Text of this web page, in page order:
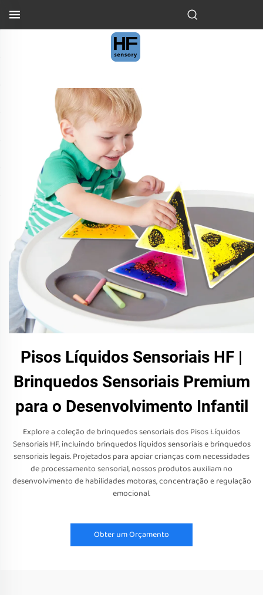
Pisos Líquidos Sensoriais HF |
Brinquedos Sensoriais Premium
para o Desenvolvimento Infantil
Explore a coleção de brinquedos sensoriais dos Pisos Líquidos
Sensoriais HF, incluindo brinquedos líquidos sensoriais e brinquedos
sensoriais legais. Projetados para apoiar crianças com necessidades
de processamento sensorial, nossos produtos auxiliam no
desenvolvimento de habilidades motoras, concentração e regulação
emocional.
Obter um Orçamento